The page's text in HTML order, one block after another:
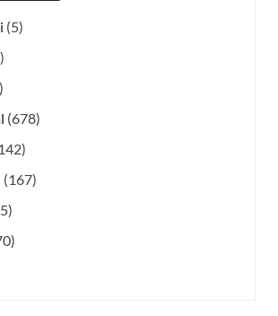
(5)
(678)
(167)